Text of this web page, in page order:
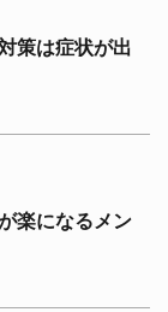
策は症状が出
楽になるメン